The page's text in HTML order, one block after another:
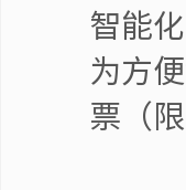
智能
为方
票（